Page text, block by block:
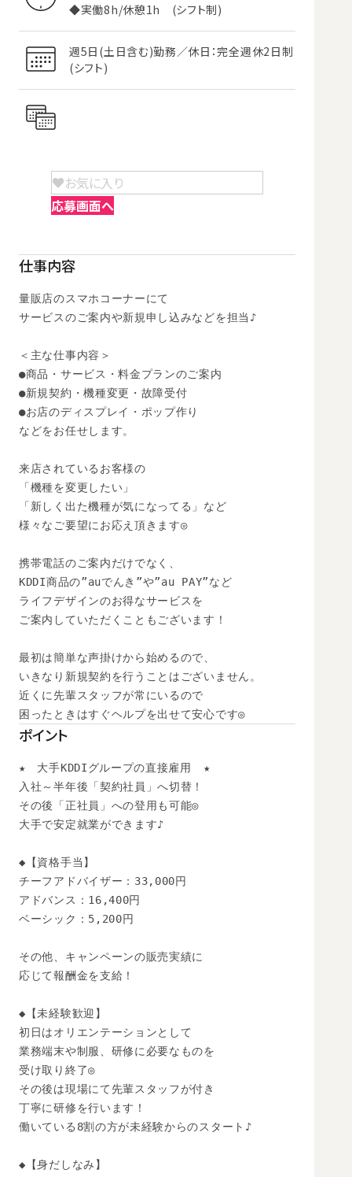
◆実働8h/休憩1h (シフト制)
週5日(土日含む)勤務／休日：完全週休2日制
(シフト)
お気に入り
応募画面へ
仕事内容
量販店のスマホコーナーにて
サービスのご案内や新規申し込みなどを担当♪
＜主な仕事内容＞
●商品・サービス・料金プランのご案内
●新規契約・機種変更・故障受付
●お店のディスプレイ・ポップ作り
などをお任せします。
来店されているお客様の
「機種を変更したい」
「新しく出た機種が気になってる」など
様々なご要望にお応え頂きます◎
携帯電話のご案内だけでなく、
KDDI商品の”auでんき”や”au PAY”など
ライフデザインのお得なサービスを
ご案内していただくこともございます！
最初は簡単な声掛けから始めるので、
いきなり新規契約を行うことはございません。
近くに先輩スタッフが常にいるので
困ったときはすぐヘルプを出せて安心です◎
ポイント
★　大手KDDIグループの直接雇用　★
入社～半年後「契約社員」へ切替！
その後「正社員」への登用も可能◎
大手で安定就業ができます♪
◆【資格手当】
チーフアドバイザー：33,000円
アドバンス：16,400円
ベーシック：5,200円
その他、キャンペーンの販売実績に
応じて報酬金を支給！
◆【未経験歓迎】
初日はオリエンテーションとして
業務端末や制服、研修に必要なものを
受け取り終了◎
その後は現場にて先輩スタッフが付き
丁寧に研修を行います！
働いている8割の方が未経験からのスタート♪
◆【身だしなみ】